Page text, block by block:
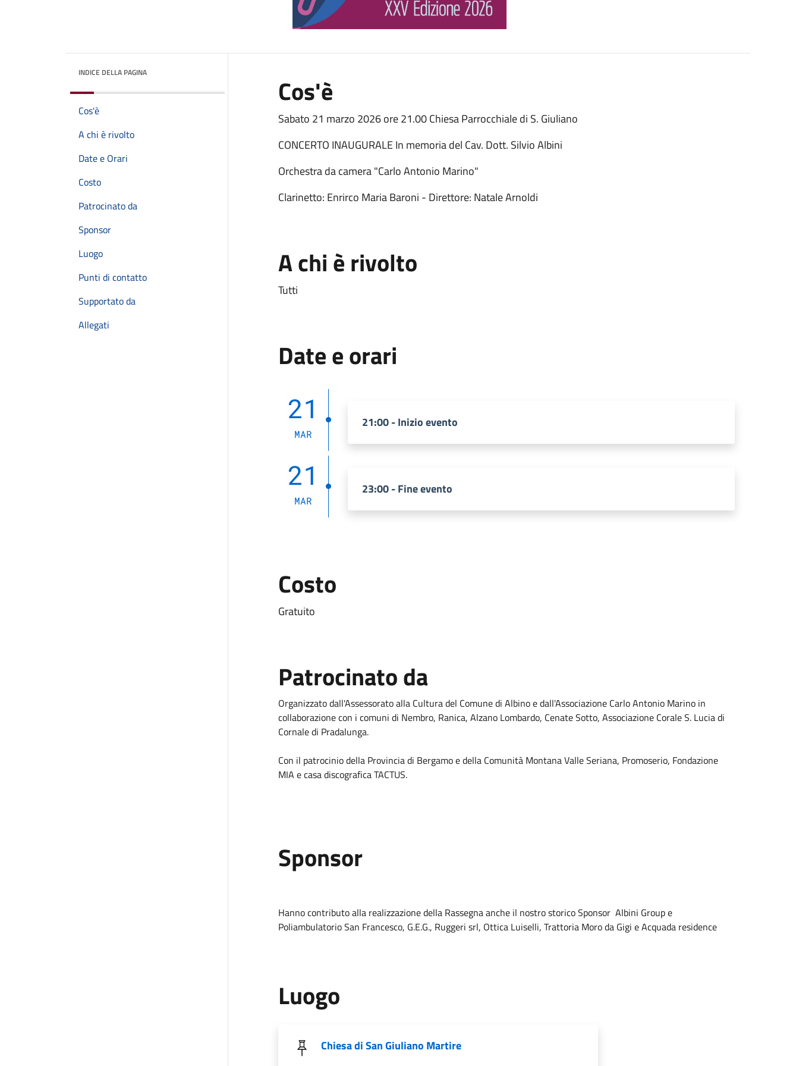
INDICE DELLA PAGINA
Cos'è
A chi è rivolto
Date e Orari
Costo
Patrocinato da
Sponsor
Luogo
Punti di contatto
Supportato da
Allegati
Cos'è
Sabato 21 marzo 2026 ore 21.00 Chiesa Parrocchiale di S. Giuliano
CONCERTO INAUGURALE In memoria del Cav. Dott. Silvio Albini
Orchestra da camera "Carlo Antonio Marino"
Clarinetto: Enrirco Maria Baroni - Direttore: Natale Arnoldi
A chi è rivolto
Tutti
Date e orari
21
MAR
21:00 - Inizio evento
21
MAR
23:00 - Fine evento
Costo
Gratuito
Patrocinato da
Organizzato dall'Assessorato alla Cultura del Comune di Albino e dall'Associazione Carlo Antonio Marino in
collaborazione con i comuni di Nembro, Ranica, Alzano Lombardo, Cenate Sotto, Associazione Corale S. Lucia di
Cornale di Pradalunga.
Con il patrocinio della Provincia di Bergamo e della Comunità Montana Valle Seriana, Promoserio, Fondazione
MIA e casa discografica TACTUS.
Sponsor
Hanno contributo alla realizzazione della Rassegna anche il nostro storico Sponsor Albini Group e
Poliambulatorio San Francesco, G.E.G., Ruggeri srl, Ottica Luiselli, Trattoria Moro da Gigi e Acquada residence
Luogo
Chiesa di San Giuliano Martire